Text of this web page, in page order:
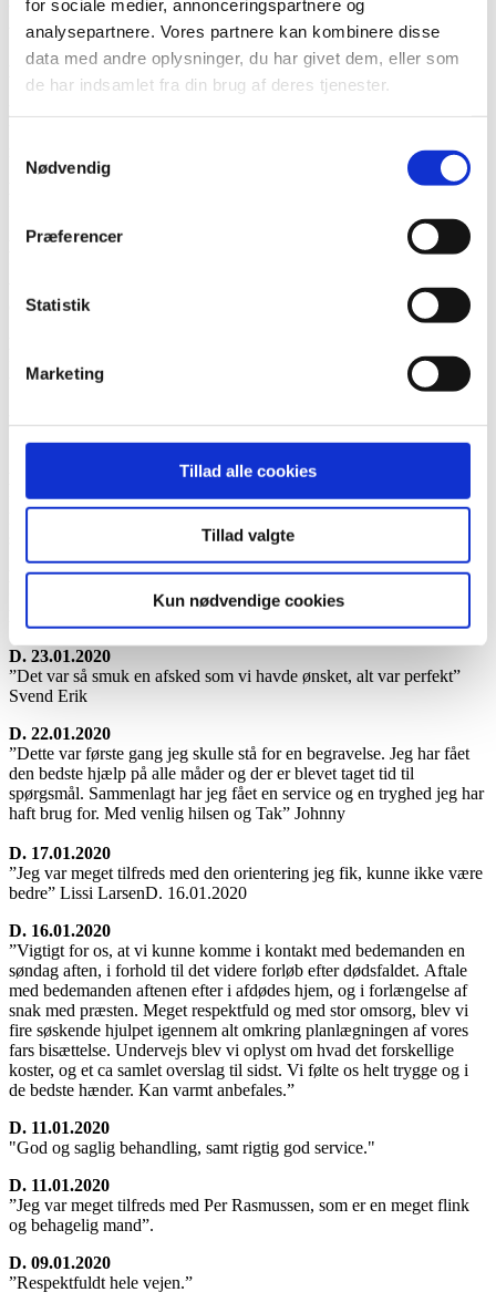
for sociale medier, annonceringspartnere og
analysepartnere. Vores partnere kan kombinere disse
data med andre oplysninger, du har givet dem, eller som
de har indsamlet fra din brug af deres tjenester.
Nødvendig
Præferencer
Statistik
Marketing
Tillad alle cookies
Tillad valgte
Kun nødvendige cookies
Kundeudtalelser vinter 2020
"Kompetent og behagelig betjening! Allerede ved det første møde,
D. 27.02.2020
væsentlige, og opfølgende spørgsmål er altid blevet besvaret hurtigt
og samvittighedsfuldt” Karin S, Viborg
”Meget hjælpsomme. Situationsfornemmelse. Vi følte os trygge ved
både samtalen samt det praktiske:” Signe
D. 14.02.2020
”Stor ros” fra Birthe
”Vi følte os i meget trygge hænder lige fra start til slut. Alt blev
smuk begravelse – af hjertet tak for hjælpen!"
D. 05.02.2020
”Yder god rådgivning og professionel sparring omkring svære valg,
D. 23.01.2020
”Det var så smuk en afsked som vi havde ønsket, alt var perfekt”
Svend Erik
D. 22.01.2020
”Dette var første gang jeg skulle stå for en begravelse. Jeg har fået
den bedste hjælp på alle måder og der er blevet taget tid til
spørgsmål. Sammenlagt har jeg fået en service og en tryghed jeg har
haft brug for. Med venlig hilsen og Tak” Johnny
D. 17.01.2020
”Jeg var meget tilfreds med den orientering jeg fik, kunne ikke være
bedre” Lissi LarsenD. 16.01.2020
D. 16.01.2020
”Vigtigt for os, at vi kunne komme i kontakt med bedemanden en
søndag aften, i forhold til det videre forløb efter dødsfaldet. Aftale
med bedemanden aftenen efter i afdødes hjem, og i forlængelse af
snak med præsten. Meget respektfuld og med stor omsorg, blev vi
fire søskende hjulpet igennem alt omkring planlægningen af vores
fars bisættelse. Undervejs blev vi oplyst om hvad det forskellige
koster, og et ca samlet overslag til sidst. Vi følte os helt trygge og i
de bedste hænder. Kan varmt anbefales.”
D. 11.01.2020
"God og saglig behandling, samt rigtig god service."
D. 11.01.2020
”Jeg var meget tilfreds med Per Rasmussen, som er en meget flink
og behagelig mand”.
D. 09.01.2020
”Respektfuldt hele vejen.”